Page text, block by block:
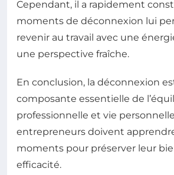
Cependant, il a rapidement
moments de déconnexion lui
revenir au travail avec une
une perspective fraîche.
En conclusion, la déconnexion
composante essentielle de
professionnelle et vie
entrepreneurs doivent
moments pour préserver leur
efficacité.